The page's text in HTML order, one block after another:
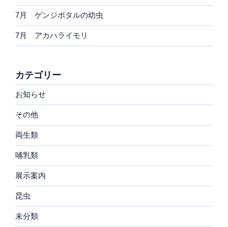
7月 ゲンジボタルの幼虫
7月 アカハライモリ
カテゴリー
お知らせ
その他
両生類
哺乳類
展示案内
昆虫
未分類